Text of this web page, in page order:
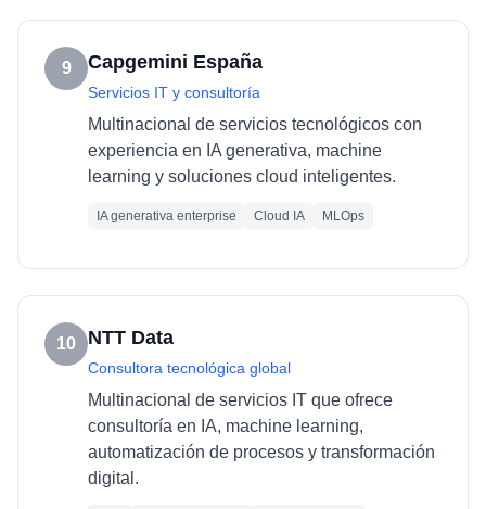
9 Capgemini España
Servicios IT y consultoría
Multinacional de servicios tecnológicos con
experiencia en IA generativa, machine
learning y soluciones cloud inteligentes.
IA generativa enterprise Cloud IA MLOps
10 NTT Data
Consultora tecnológica global
Multinacional de servicios IT que ofrece
consultoría en IA, machine learning,
automatización de procesos y transformación
digital.